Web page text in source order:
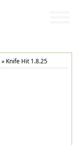
»Knife Hit 1.8.25